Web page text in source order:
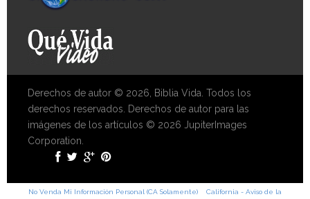
Derechos de autor © 2026, Biblia Vida. Todos los
derechos reservados. Derechos de autor para las
imágenes de los artículos © 2026 JupiterImages
Corporation.
No Venda Mi Información Personal (CA Solamente) California - Aviso de la